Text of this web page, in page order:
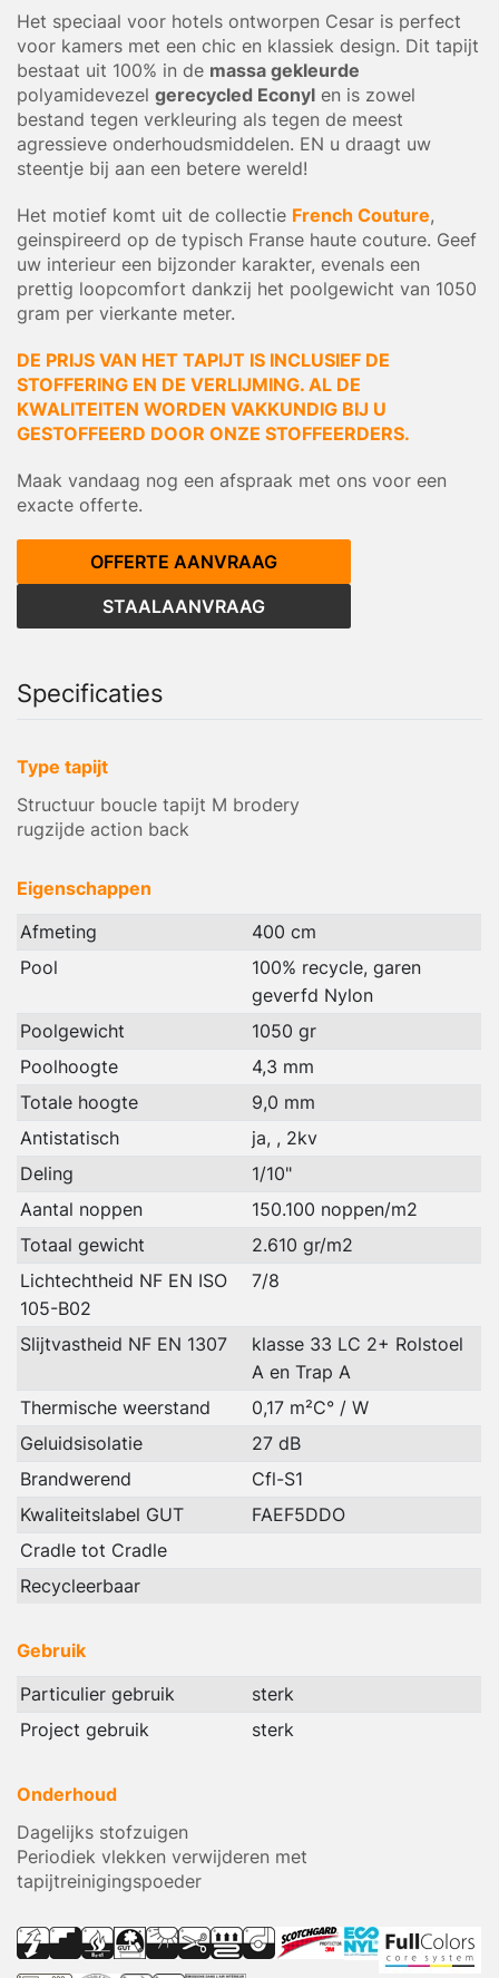
Het speciaal voor hotels ontworpen Cesar is perfect
voor kamers met een chic en klassiek design. Dit tapijt
bestaat uit 100% in de massa gekleurde
polyamidevezel gerecycled Econyl en is zowel
bestand tegen verkleuring als tegen de meest
agressieve onderhoudsmiddelen. EN u draagt uw
steentje bij aan een betere wereld!
Het motief komt uit de collectie French Couture,
geinspireerd op de typisch Franse haute couture. Geef
uw interieur een bijzonder karakter, evenals een
prettig loopcomfort dankzij het poolgewicht van 1050
gram per vierkante meter.
DE PRIJS VAN HET TAPIJT IS INCLUSIEF DE
STOFFERING EN DE VERLIJMING. AL DE
KWALITEITEN WORDEN VAKKUNDIG BIJ U
GESTOFFEERD DOOR ONZE STOFFEERDERS.
Maak vandaag nog een afspraak met ons voor een
exacte offerte.
OFFERTE AANVRAAG
STAALAANVRAAG
Specificaties
Type tapijt
Structuur boucle tapijt M brodery
rugzijde action back
Eigenschappen
Afmeting
400 cm
Pool
100% recycle, garen
geverfd Nylon
Poolgewicht
1050 gr
Poolhoogte
4,3 mm
Totale hoogte
9,0 mm
Antistatisch
ja, , 2kv
Deling
1/10"
Aantal noppen
150.100 noppen/m2
Totaal gewicht
2.610 gr/m2
Lichtechtheid NF EN ISO
105-B02
7/8
Slijtvastheid NF EN 1307
klasse 33 LC 2+ Rolstoel
A en Trap A
Thermische weerstand
0,17 m²C° / W
Geluidsisolatie
27 dB
Brandwerend
Cfl-S1
Kwaliteitslabel GUT
FAEF5DDO
Cradle tot Cradle
Recycleerbaar
Gebruik
Particulier gebruik
sterk
Project gebruik
sterk
Onderhoud
Dagelijks stofzuigen
Periodiek vlekken verwijderen met
tapijtreinigingspoeder